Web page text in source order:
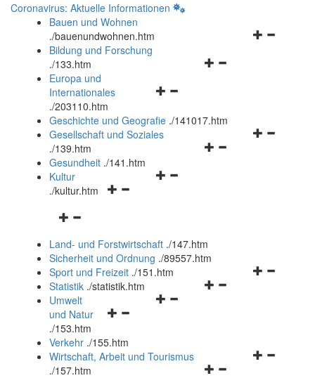
Coronavirus: Aktuelle Informationen
Bauen und Wohnen
./bauenundwohnen.htm
Navigationsmenü
Bildung und Forschung
./133.htm
Navigationsmenü
und
schließen
Europa und
Internationales
./203110.htm
Geschichte und Geografie ./141017.htm
Navigationsmenü
Gesellschaft und Soziales
./139.htm
Navigationsmenü
Gesundheit ./141.htm
Navigationsmenü
Kultur
./kultur.htm
Navigationsmenü
und
schließen
Land- und Forstwirtschaft ./147.htm
Sicherheit und Ordnung ./89557.htm
Navigationsmenü
Sport und Freizeit ./151.htm
Navigationsmenü
Statistik ./statistik.htm
Navigationsmenü
und
schließen
Umwelt
und Natur
./153.htm
Verkehr ./155.htm
Navigationsmenü
Wirtschaft, Arbeit und Tourismus
./157.htm